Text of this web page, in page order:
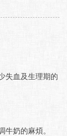
失血及生理期的
牛奶的麻煩。